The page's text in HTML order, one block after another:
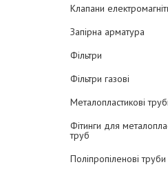
Клапани
Запірна арматура
Фільтри
Фільтри газові
Металопластикові
Фітинги для
труб
Поліпропіленові труби